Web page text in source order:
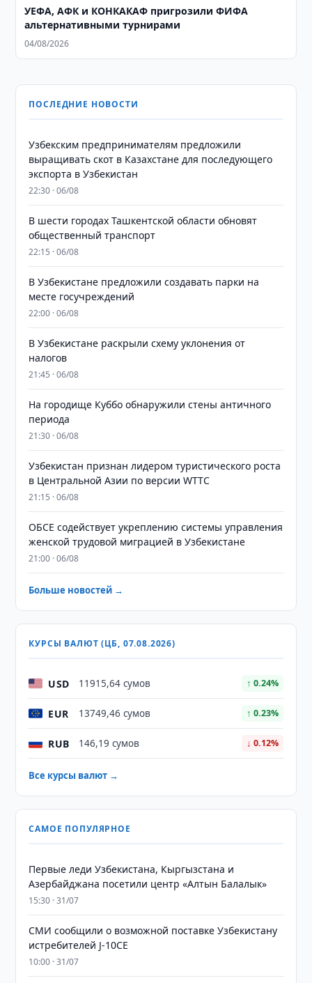
УЕФА, АФК и КОНКАКАФ пригрозили ФИФА
альтернативными турнирами
04/08/2026
ПОСЛЕДНИЕ НОВОСТИ
Узбекским предпринимателям предложили
выращивать скот в Казахстане для последующего
экспорта в Узбекистан
22:30 · 06/08
В шести городах Ташкентской области обновят
общественный транспорт
22:15 · 06/08
В Узбекистане предложили создавать парки на
месте госучреждений
22:00 · 06/08
В Узбекистане раскрыли схему уклонения от
налогов
21:45 · 06/08
На городище Куббо обнаружили стены античного
периода
21:30 · 06/08
Узбекистан признан лидером туристического роста
в Центральной Азии по версии WTTC
21:15 · 06/08
ОБСЕ содействует укреплению системы управления
женской трудовой миграцией в Узбекистане
21:00 · 06/08
Больше новостей →
КУРСЫ ВАЛЮТ (ЦБ, 07.08.2026)
USD 11915,64 сумов ↑ 0.24%
EUR 13749,46 сумов ↑ 0.23%
RUB 146,19 сумов ↓ 0.12%
Все курсы валют →
САМОЕ ПОПУЛЯРНОЕ
Первые леди Узбекистана, Кыргызстана и
Азербайджана посетили центр «Алтын Балалык»
15:30 · 31/07
СМИ сообщили о возможной поставке Узбекистану
истребителей J-10CE
10:00 · 31/07